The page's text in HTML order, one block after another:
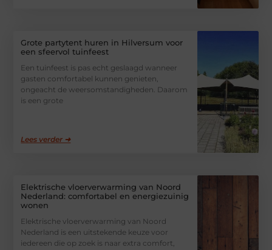
Grote partytent huren in Hilversum voor
een sfeervol tuinfeest
Een tuinfeest is pas echt geslaagd wanneer
gasten comfortabel kunnen genieten,
ongeacht de weersomstandigheden. Daarom
is een grote
Lees verder ➜
Elektrische vloerverwarming van Noord
Nederland: comfortabel en energiezuinig
wonen
Elektrische vloerverwarming van Noord
Nederland is een uitstekende keuze voor
iedereen die op zoek is naar extra comfort,